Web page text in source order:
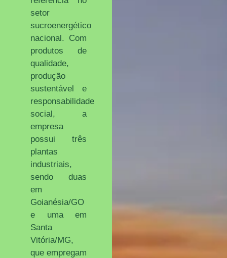
setor
sucroenergético
nacional. Com
produtos de
qualidade,
produção
sustentável e
responsabilidade
social, a
empresa
possui três
plantas
industriais,
sendo duas
em
Goianésia/GO
e uma em
Santa
Vitória/MG,
que empregam